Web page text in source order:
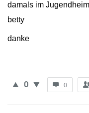
damals im
betty
danke
0 0